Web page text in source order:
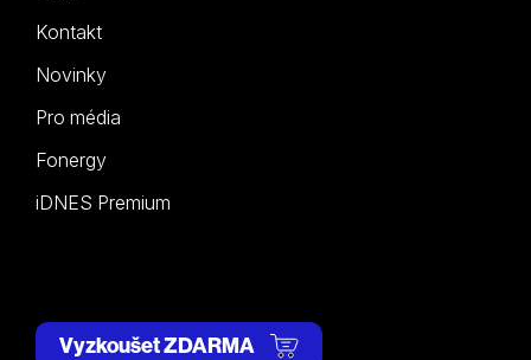
Kontakt
Novinky
Pro média
Fonergy
iDNES Premium
Vyzkoušet ZDARMA